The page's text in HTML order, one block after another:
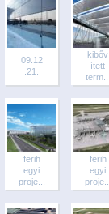
09.12
.21.
kibőv
ített
ferih
egyi
proje...
ferih
egyi